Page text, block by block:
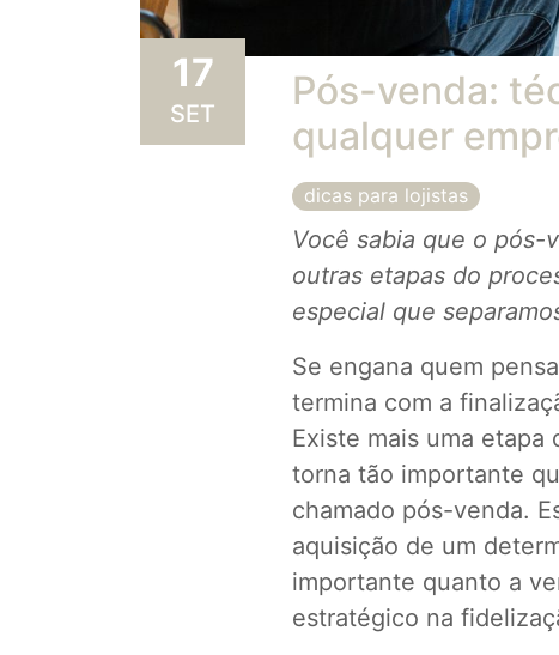
17
SET
Pós-venda:
qualquer
dicas para lojistas
Você sabia que o pós-
outras etapas do
especial que
Se engana quem
termina com a
Existe mais uma
torna tão importante
chamado pós-venda.
aquisição de um
importante quanto a
estratégico na